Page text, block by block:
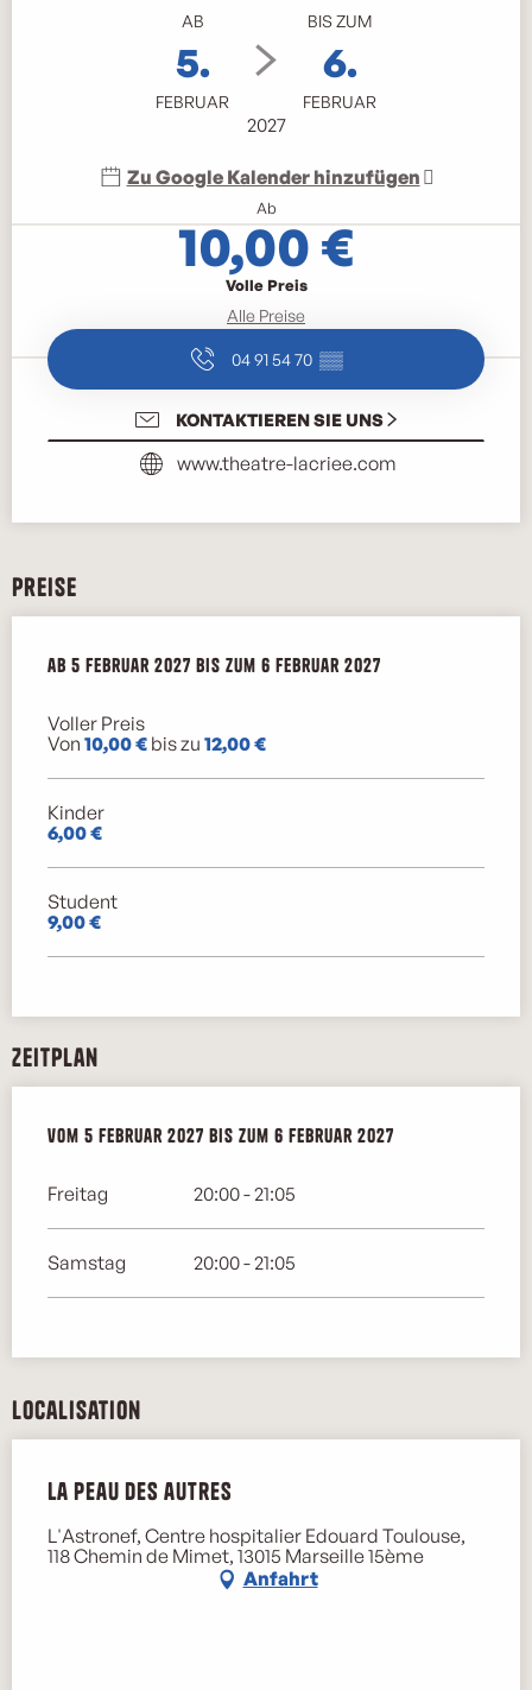
AB
5.
FEBRUAR
BIS ZUM
6.
FEBRUAR
2027
Zu Google Kalender hinzufügen
Ab
10,00 €
Volle Preis
Alle Preise
04 91 54 70 ▒▒
KONTAKTIEREN SIE UNS
www.theatre-lacriee.com
Preise
ab 5 Februar 2027 bis zum 6 Februar 2027
ab 5 Februar 2027 bis zum 6 Februar 2027
Voller Preis
Von 10,00 € bis zu 12,00 €
Kinder
6,00 €
Student
9,00 €
Zeitplan
vom 5 Februar 2027 bis zum 6 Februar 2027
vom 5 Februar 2027 bis zum 6 Februar 2027
Freitag 20:00 - 21:05
Samstag 20:00 - 21:05
Localisation
La peau des autres
L'Astronef, Centre hospitalier Edouard Toulouse,
118 Chemin de Mimet, 13015 Marseille 15ème
Anfahrt